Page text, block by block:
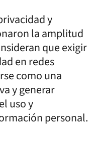
y
la amplitud
que exigir
en redes
como una
y generar
uso y
personal.